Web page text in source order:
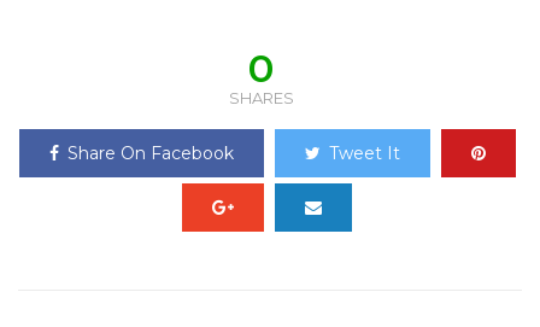
0
SHARES
Share On Facebook Tweet It